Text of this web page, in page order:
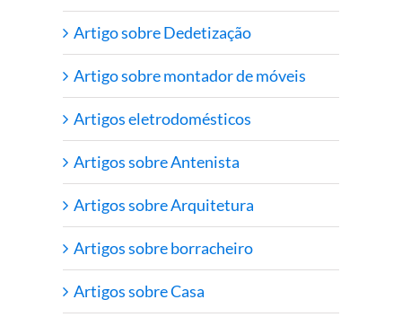
Artigo sobre Dedetização
Artigo sobre montador de móveis
Artigos eletrodomésticos
Artigos sobre Antenista
Artigos sobre Arquitetura
Artigos sobre borracheiro
Artigos sobre Casa